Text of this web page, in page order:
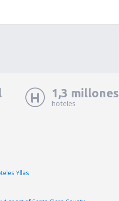
1,3 millones
hoteles
Ylläs